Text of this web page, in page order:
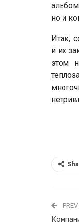
но и
Итак,
и их
этом